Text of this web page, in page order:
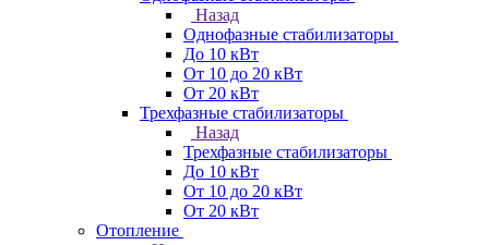
Назад
Однофазные стабилизаторы
До 10 кВт
От 10 до 20 кВт
От 20 кВт
Трехфазные стабилизаторы
Назад
Трехфазные стабилизаторы
До 10 кВт
От 10 до 20 кВт
От 20 кВт
Отопление